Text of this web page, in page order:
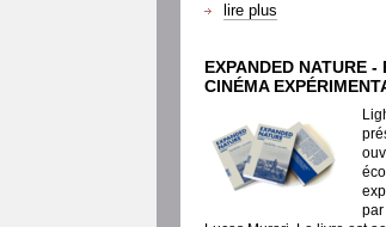
lire plus
EXPANDED NATURE -
CINÉMA